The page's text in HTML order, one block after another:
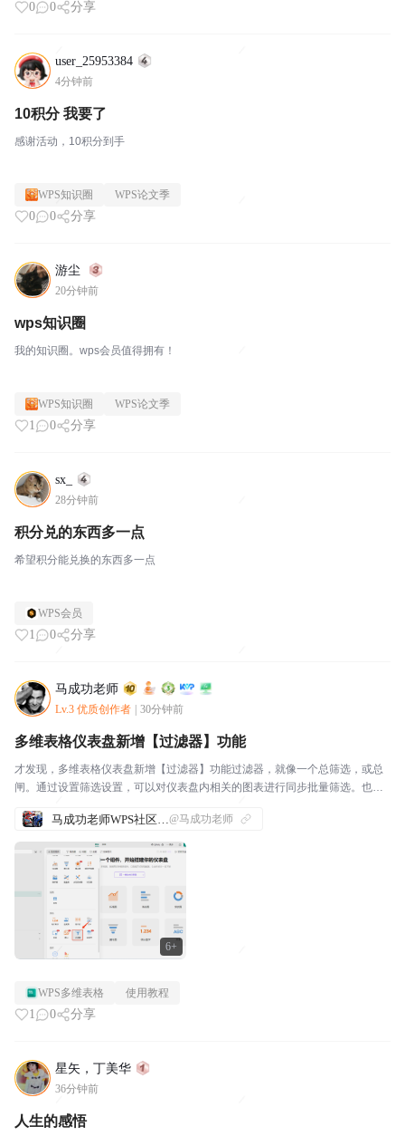
0 0 分享
user_25953384
4分钟前
10积分 我要了
感谢活动，10积分到手
WPS知识圈 WPS论文季
0 0 分享
游尘
20分钟前
wps知识圈
我的知识圈。wps会员值得拥有！
WPS知识圈 WPS论文季
1 0 分享
sx_
28分钟前
积分兑的东西多一点
希望积分能兑换的东西多一点
WPS会员
1 0 分享
马成功老师
Lv.3 优质创作者 30分钟前
6+
多维表格仪表盘新增【过滤器】功能
才发现，多维表格仪表盘新增【过滤器】功能过滤器，就像一个总筛选，或总
闸。通过设置筛选设置，可以对仪表盘内相关的图表进行同步批量筛选。也可
@马成功老师
WPS多维表格 使用教程
1 0 分享
星矢，丁美华
36分钟前
人生的感悟